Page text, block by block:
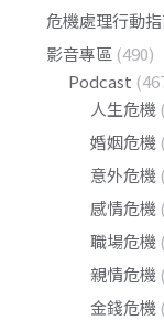
危機處理行動
影音專區 (490)
Podcast
人生危機
婚姻危機
意外危機
感情危機
職場危機
親情危機
金錢危機